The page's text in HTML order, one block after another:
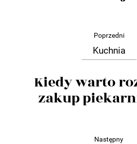
Poprzedni
Kuchnia
Kiedy warto
zakup
Następny